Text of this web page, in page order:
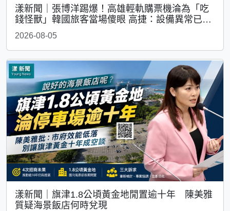
漾新聞｜張博洋踢爆！高雄輕軌購票機淪為「吃
錢怪獸」韓國旅客當場傻眼 高捷：設備異常已修
復
2026-08-05
漾新聞｜旗津1.8公頃黃金地閒置逾十年 陳美雅
質疑海景飯店何時兌現